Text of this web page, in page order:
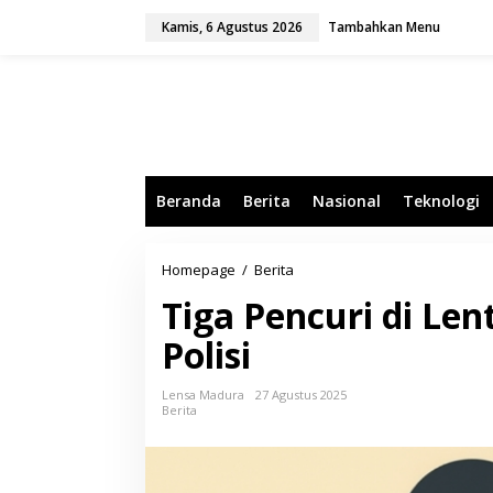
Kamis, 6 Agustus 2026 Tambahkan Menu
Beranda Berita Nasional Teknologi
Homepage / Berita
g
a
n
r
Tiga Pencuri di
Polisi
Lensa Madura
27 Agustus 2025
Berita